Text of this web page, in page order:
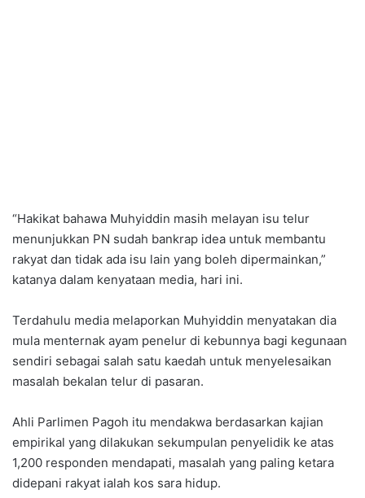
“Hakikat bahawa Muhyiddin masih melayan isu telur
menunjukkan PN sudah bankrap idea untuk membantu
rakyat dan tidak ada isu lain yang boleh dipermainkan,”
katanya dalam kenyataan media, hari ini.
Terdahulu media melaporkan Muhyiddin menyatakan dia
mula menternak ayam penelur di kebunnya bagi kegunaan
sendiri sebagai salah satu kaedah untuk menyelesaikan
masalah bekalan telur di pasaran.
Ahli Parlimen Pagoh itu mendakwa berdasarkan kajian
empirikal yang dilakukan sekumpulan penyelidik ke atas
1,200 responden mendapati, masalah yang paling ketara
didepani rakyat ialah kos sara hidup.